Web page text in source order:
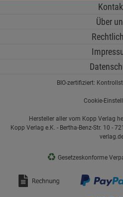
Über
BIO-zertifiziert:
Cookie-
Hersteller aller vom Kopp Verlag
Kopp Verlag e.K. - Bertha-Benz-Str. 10 -
♻ Gesetzeskonforme